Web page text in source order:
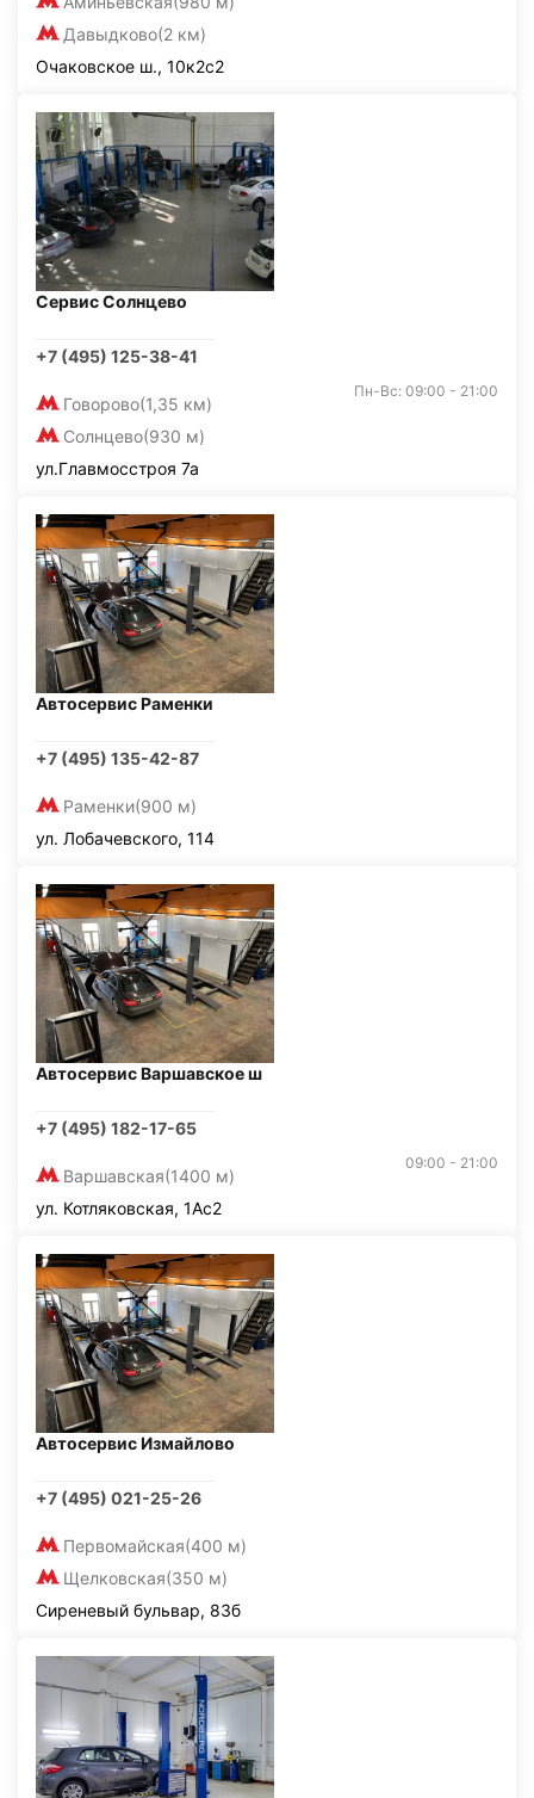
Давыдково(2 км)
Очаковское ш., 10к2с2
Сервис Солнцево
+7 (495) 125-38-41
Говорово(1,35 км)
Солнцево(930 м)
Пн-Вс: 09:00 - 21:00
ул.Главмосстроя 7а
Автосервис Раменки
+7 (495) 135-42-87
Раменки(900 м)
ул. Лобачевского, 114
Автосервис Варшавское ш
+7 (495) 182-17-65
Варшавская(1400 м)
09:00 - 21:00
ул. Котляковская, 1Ас2
Автосервис Измайлово
+7 (495) 021-25-26
Первомайская(400 м)
Щелковская(350 м)
Сиреневый бульвар, 83б